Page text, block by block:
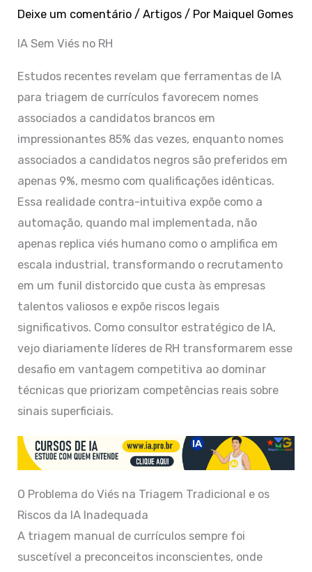
Deixe um comentário /Artigos / Por Maiquel Gomes
IA Sem Viés no RH
Estudos recentes revelam que ferramentas de IA
para triagem de currículos favorecem nomes
associados a candidatos brancos em
impressionantes 85% das vezes, enquanto nomes
associados a candidatos negros são preferidos em
apenas 9%, mesmo com qualificações idênticas.
Essa realidade contra-intuitiva expõe como a
automação, quando mal implementada, não
apenas replica viés humano como o amplifica em
escala industrial, transformando o recrutamento
em um funil distorcido que custa às empresas
talentos valiosos e expõe riscos legais
significativos. Como consultor estratégico de IA,
vejo diariamente líderes de RH transformarem esse
desafio em vantagem competitiva ao dominar
técnicas que priorizam competências reais sobre
sinais superficiais.
O Problema do Viés na Triagem Tradicional e os
Riscos da IA Inadequada
A triagem manual de currículos sempre foi
suscetível a preconceitos inconscientes, onde